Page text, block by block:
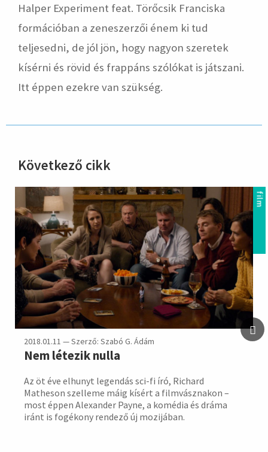
Halper Experiment feat. Törőcsik Franciska
formációban a zeneszerzői énem ki tud
teljesedni, de jól jön, hogy nagyon szeretek
kísérni és rövid és frappáns szólókat is játszani.
Itt éppen ezekre van szükség.
Következő cikk
film
2018.01.11 — Szerző: Szabó G. Ádám
Nem létezik nulla
Az öt éve elhunyt legendás sci-fi író, Richard
Matheson szelleme máig kísért a filmvásznakon –
most éppen Alexander Payne, a komédia és dráma
iránt is fogékony rendező új mozijában.